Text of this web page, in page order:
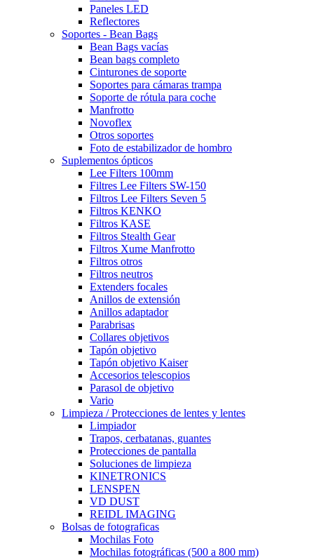
Paneles LED
Reflectores
Soportes - Bean Bags
Bean Bags vacías
Bean bags completo
Cinturones de soporte
Soportes para cámaras trampa
Soporte de rótula para coche
Manfrotto
Novoflex
Otros soportes
Foto de estabilizador de hombro
Suplementos ópticos
Lee Filters 100mm
Filtres Lee Filters SW-150
Filtros Lee Filters Seven 5
Filtros KENKO
Filtros KASE
Filtros Stealth Gear
Filtros Xume Manfrotto
Filtros otros
Filtros neutros
Extenders focales
Anillos de extensión
Anillos adaptador
Parabrisas
Collares objetivos
Tapón objetivo
Tapón objetivo Kaiser
Accesorios telescopios
Parasol de objetivo
Vario
Limpieza / Protecciones de lentes y lentes
Limpiador
Trapos, cerbatanas, guantes
Protecciones de pantalla
Soluciones de limpieza
KINETRONICS
LENSPEN
VD DUST
REIDL IMAGING
Bolsas de fotograficas
Mochilas Foto
Mochilas fotográficas (500 a 800 mm)